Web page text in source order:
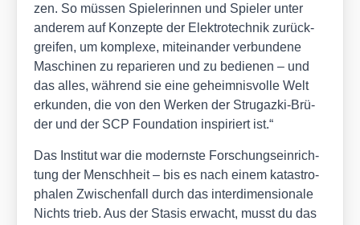
zen. So müs­sen Spie­le­rin­nen und Spie­ler unter
ande­rem auf Kon­zep­te der Elek­tro­tech­nik zurück­
grei­fen, um kom­ple­xe, mit­ein­an­der ver­bun­de­ne
Maschi­nen zu repa­rie­ren und zu bedie­nen – und
das alles, wäh­rend sie eine geheim­nis­vol­le Welt
erkun­den, die von den Wer­ken der Stru­gaz­ki-Brü­
der und der SCP Foun­da­ti­on inspi­riert ist.“
Das Insti­tut war die moderns­te For­schungs­ein­rich­
tung der Mensch­heit – bis es nach einem kata­stro­
pha­len Zwi­schen­fall durch das inter­di­men­sio­na­le
Nichts trieb. Aus der Sta­sis erwacht, musst du das